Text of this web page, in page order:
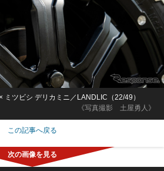
《写真撮影 土屋勇人》
ミツビシ デリカミニ／LANDLIC（22/49）
この記事へ戻る